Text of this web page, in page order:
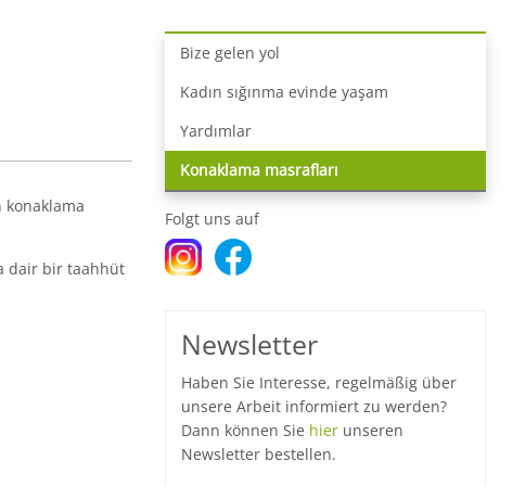
konaklama
dair bir taahhüt
Bize gelen yol
Kadın sığınma evinde yaşam
Yardımlar
Konaklama masrafları
Folgt uns auf
Newsletter
Haben Sie Interesse, regelmäßig über
unsere Arbeit informiert zu werden?
Dann können Sie hier unseren
Newsletter bestellen.